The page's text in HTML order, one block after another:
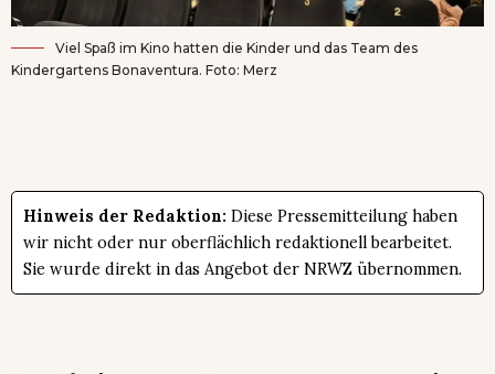
Viel Spaß im Kino hatten die Kinder und das Team des
Kindergartens Bonaventura. Foto: Merz
Hinweis der Redaktion: Diese Pressemitteilung haben
wir nicht oder nur oberflächlich redaktionell bearbeitet.
Sie wurde direkt in das Angebot der NRWZ übernommen.